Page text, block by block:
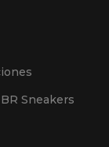
Sneakers